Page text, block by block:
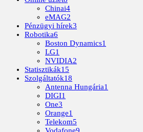
Chinai4
eMAG2
Pénzügyi hírek3
Robotika6
Boston Dynamics1
LG1
NVIDIA2
Statisztikák15
Szolgáltatók18
Antenna Hungária1
DIGI1
One3
Orange1
Telekom5